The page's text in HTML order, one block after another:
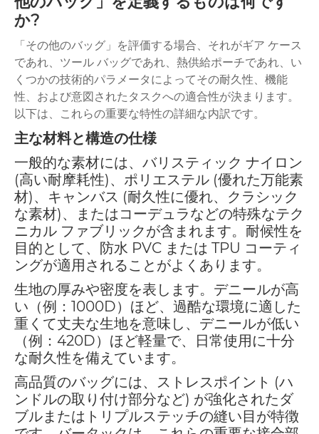
か?
「その他のバッグ」を評価する場合、それがギア ケース
であれ、ツール バッグであれ、熱供給ポーチであれ、い
くつかの技術的パラメータによってその耐久性、機能
性、および意図されたタスクへの適合性が決まります。
以下は、これらの重要な特性の詳細な内訳です​​。
主な材料と構造の仕様
一般的な素材には、バリスティック ナイロン
(高い耐摩耗性)、ポリエステル (優れた万能素
材)、キャンバス (耐久性に優れ、クラシック
な素材)、またはコーデュラなどの特殊なテク
ニカル ファブリックが含まれます。耐候性を
目的として、防水 PVC または TPU コーティ
ングが適用されることがよくあります。
生地の厚みや密度を表します。デニールが高
い（例：1000D）ほど、過酷な環境に適した
重くて丈夫な生地を意味し、デニールが低い
（例：420D）ほど軽量で、日常使用に十分
な耐久性を備えています。
高品質のバッグには、ストレスポイント (ハ
ンドルの取り付け部分など) が強化されたダ
ブルまたはトリプルステッチの縫い目が特徴